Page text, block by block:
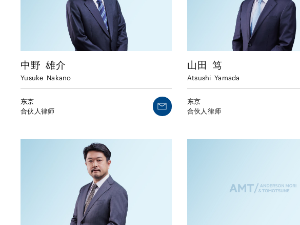
中野 雄介
Yusuke Nakano
东京
合伙人律师
山田 笃
Atsushi Yamada
东京
合伙人律师